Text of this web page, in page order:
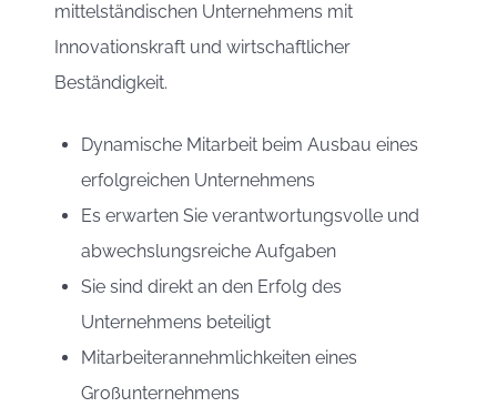
mittelständischen Unternehmens mit
Innovationskraft und wirtschaftlicher
Beständigkeit.
Dynamische Mitarbeit beim Ausbau eines
erfolgreichen Unternehmens
Es erwarten Sie verantwortungsvolle und
abwechslungsreiche Aufgaben
Sie sind direkt an den Erfolg des
Unternehmens beteiligt
Mitarbeiterannehmlichkeiten eines
Großunternehmens